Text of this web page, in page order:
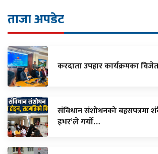
ताजा अपडेट
करदाता उपहार कार्यक्रमका
संविधान संशोधनको बहसपत्रमा
इभर’ले गर्यो…